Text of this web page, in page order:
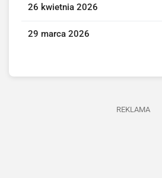
26 kwietnia 2026
29 marca 2026
REKLAMA